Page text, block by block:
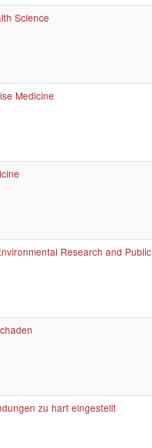
Science
Medicine
Research and Public
zu hart eingestellt